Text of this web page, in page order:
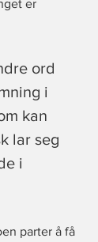
er
ord
i
kan
lar seg
i
parter å få